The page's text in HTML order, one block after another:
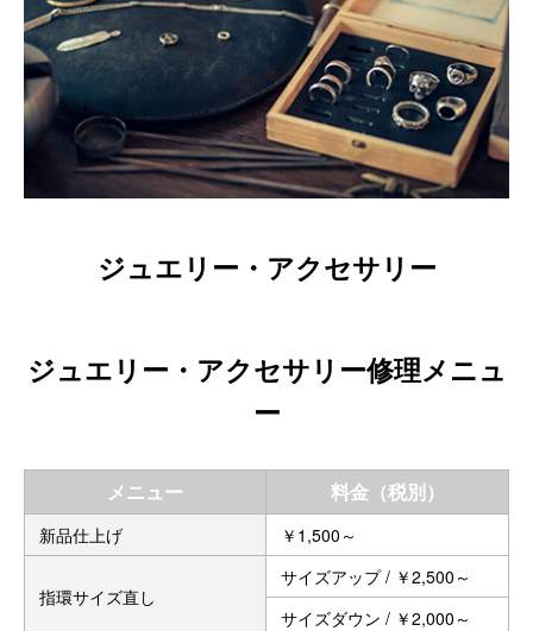
ジュエリー・アクセサリー
ジュエリー・アクセサリー修理メニュ
ー
メニュー 料金（税別）
新品仕上げ ￥1,500～
指環サイズ直し
サイズアップ / ￥2,500～
サイズダウン / ￥2,000～